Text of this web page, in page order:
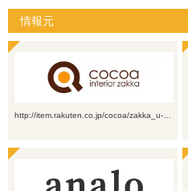
情報元
http://item.rakuten.co.jp/cocoa/zakka_u-…